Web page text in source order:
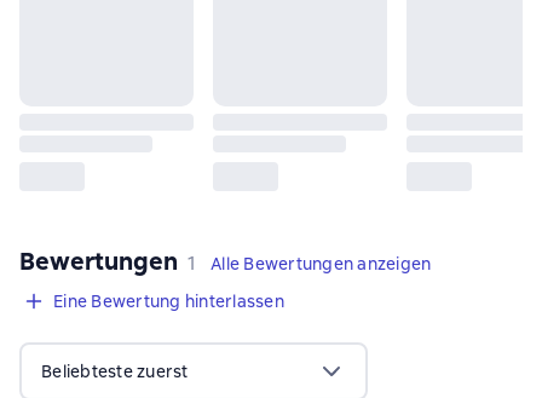
Bewertungen 1 Bewertung
1
Alle Bewertungen anzeigen
Eine Bewertung hinterlassen
Beliebteste zuerst